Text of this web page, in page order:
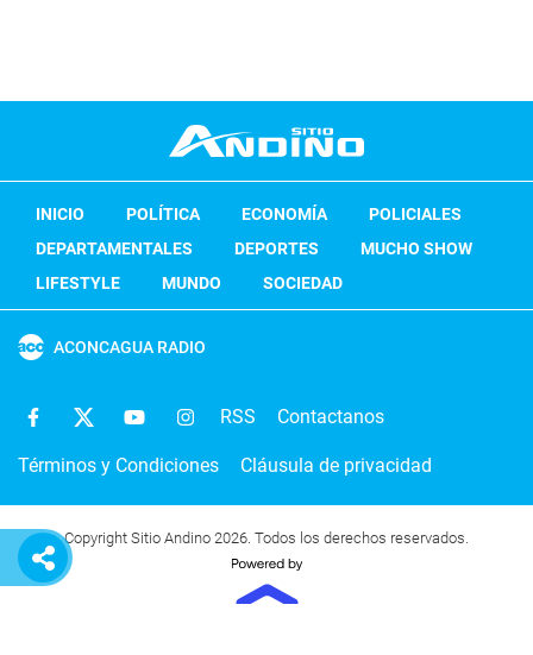
INICIO POLÍTICA ECONOMÍA
POLICIALES
DEPARTAMENTALES
DEPORTES
MUCHO SHOW
LIFESTYLE
MUNDO SOCIEDAD
ACONCAGUA RADIO
RSS Contactanos
Términos y Condiciones Cláusula de privacidad
Copyright Sitio Andino 2026. Todos los derechos reservados.